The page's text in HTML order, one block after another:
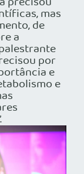
mas
de
a
por
e
e